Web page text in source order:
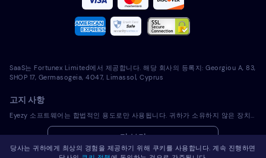
Français
Português
Polski
Română
SaaS는 Fortunex Limited에서 제공합니다. 해당 회사의 등록지: Georgiou A, 83,
SHOP 17, Germasogeia, 4047, Limassol, Cyprus
고지 사항
Eyezy 소프트웨어는 합법적인 용도로만 사용됩니다. 귀하가 소유하지 않은 장치에 라이선스 소프트웨어를 설치하는 것은 해당 법률 및 현지 관할 법률을 위반하는 것입니다. 법에 따라 일반적으로 라이선스 소프트웨어를 설치하려는 장치의 소유자에게 이를 통지해야 합니다. 이 요건을 위반하면 위반자에게 심각한 금전적 및 형사적 처벌이 부과될 수 있습니다. 귀하는 라이센스 소프트웨어를 설치 및 사용하기 전에 귀하의 관할권 내에서 라이센스 소프트웨어 사용의 적법성과 관련하여 자신의 법률 고문과 상의해야 합니다. 라이선스 소프트웨어를 해당 장치에 설치하는 것에 대한 책임은 전적으로 귀하에게 있으며, Eyezy는 이에 대해 책임을 지지 않음을 인지하고 있습니다.
더 보기
당사는 귀하에게 최상의 경험을 제공하기 위해 쿠키를 사용합니다. 계속 진행하면